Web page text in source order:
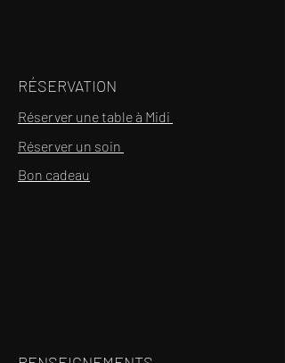
RÉSERVATION
Réserver une table à Midi
Réserver un soin
Bon cadeau